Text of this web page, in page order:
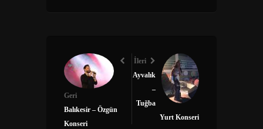
Geri
Balıkesir – Özgün
Konseri
İleri
Ayvalık
–
Tuğba
Yurt Konseri